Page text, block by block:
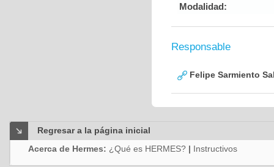
Modalidad:
Responsable
Felipe Sarmiento
Regresar a la página inicial
Acerca de Hermes: ¿Qué es HERMES? | Instructivos